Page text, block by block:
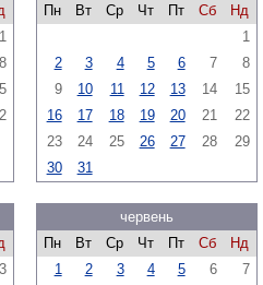
1
8
Пн
Вт Ср Чт Пт Сб
Нд
1
2
3 4 5 6 7
8
9
10 11 12 13 14
15
16
17 18 19 20 21
22
23
24 25 26 27 28
29
30
31
3
червень
Пн
Вт Ср Чт Пт Сб
Нд
1
2 3 4 5 6
7